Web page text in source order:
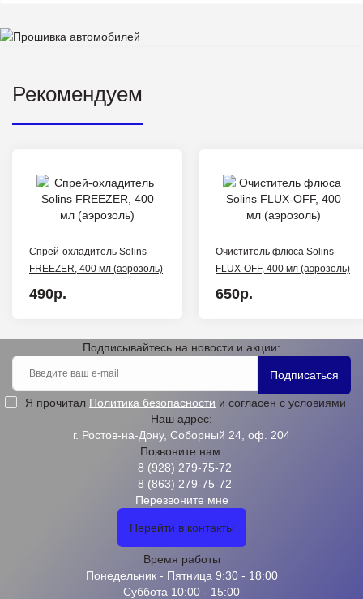
Рекомендуем
Спрей-охладитель Solins
FREEZER, 400 мл (аэрозоль)
490р.
Очиститель флюса Solins
FLUX-OFF, 400 мл (аэрозоль)
650р.
Подписывайтесь на новости и акции:
Подписаться
Я прочитал Политика безопасности и согласен с условиями
Наш адрес:
г. Ростов-на-Дону, Соборный 24, оф. 204
Позвоните нам:
8 (928) 279-75-72
8 (863) 279-75-72
Перезвоните мне
Перейти в контакты
Время работы
Понедельник - Пятница 9:30 - 18:00
Суббота 10:00 - 15:00